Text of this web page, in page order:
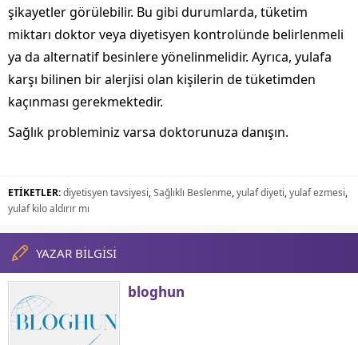
şikayetler görülebilir. Bu gibi durumlarda, tüketim
miktarı doktor veya diyetisyen kontrolünde belirlenmeli
ya da alternatif besinlere yönelinmelidir. Ayrıca, yulafa
karşı bilinen bir alerjisi olan kişilerin de tüketimden
kaçınması gerekmektedir.
Sağlık probleminiz varsa doktorunuza danışın.
ETİKETLER:diyetisyen tavsiyesi,Sağlıklı Beslenme,yulaf diyeti,yulaf ezmesi,
yulaf kilo aldırır mı
YAZAR BİLGİSİ
bloghun